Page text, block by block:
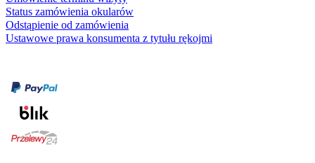
Status zamówienia okularów
Odstąpienie od zamówienia
Ustawowe prawa konsumenta z tytułu rękojmi